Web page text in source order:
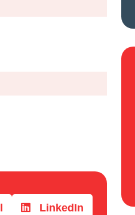
LinkedIn